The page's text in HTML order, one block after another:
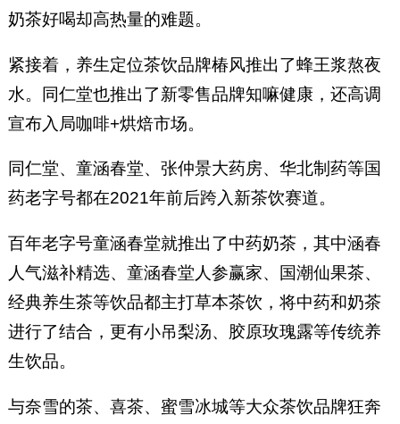
奶茶好喝却高热量的难题。
紧接着，养生定位茶饮品牌椿风推出了蜂王浆熬夜
水。同仁堂也推出了新零售品牌知嘛健康，还高调
宣布入局咖啡+烘焙市场。
同仁堂、童涵春堂、张仲景大药房、华北制药等国
药老字号都在2021年前后跨入新茶饮赛道。
百年老字号童涵春堂就推出了中药奶茶，其中涵春
人气滋补精选、童涵春堂人参赢家、国潮仙果茶、
经典养生茶等饮品都主打草本茶饮，将中药和奶茶
进行了结合，更有小吊梨汤、胶原玫瑰露等传统养
生饮品。
与奈雪的茶、喜茶、蜜雪冰城等大众茶饮品牌狂奔